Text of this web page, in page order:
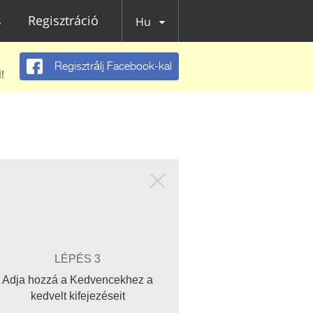
Regisztráció Hu
Regisztrálj Facebook-kal
LÉPÉS 3
Adja hozzá a Kedvencekhez a
kedvelt kifejezéseit